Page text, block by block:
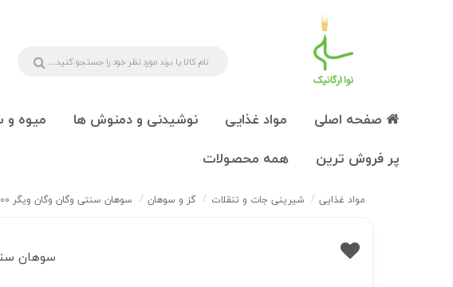
صفحه اصلی مواد غذایی نوشیدنی و دمنوش ها میوه و
پر فروش ترین
همه محصولات
مواد غذایی شیرینی جات و تنقلات گز و سوهان سوهان سنتی وگان وگان ویگر 300 گرم
سوهان سنتی